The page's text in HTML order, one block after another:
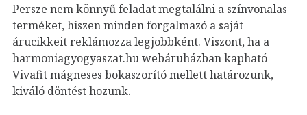
Persze nem könnyű feladat megtalálni a színvonalas
terméket, hiszen minden forgalmazó a saját
árucikkeit reklámozza legjobbként. Viszont, ha a
harmoniagyogyaszat.hu webáruházban kapható
Vivafit mágneses bokaszorító mellett határozunk,
kiváló döntést hozunk.